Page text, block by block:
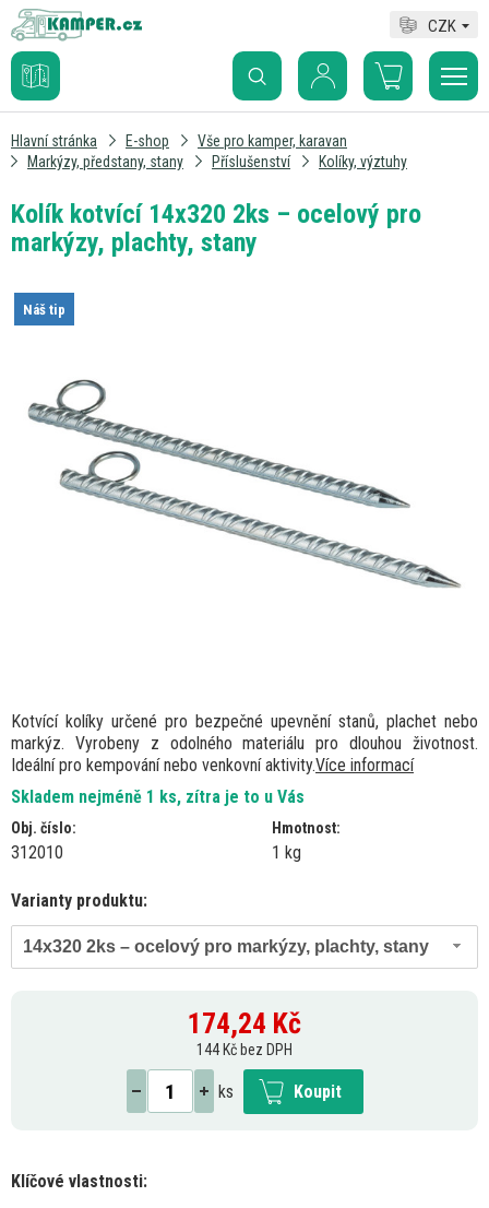
CZK
Hlavní stránka E-shop
Vše pro kamper, karavan
Markýzy, předstany, stany
Příslušenství Kolíky, výztuhy
Kolík kotvící 14x320 2ks – ocelový pro
markýzy, plachty, stany
Náš tip
Kotvící kolíky určené pro bezpečné upevnění stanů, plachet nebo
markýz. Vyrobeny z odolného materiálu pro dlouhou životnost.
Ideální pro kempování nebo venkovní aktivity.Více informací
Skladem nejméně 1 ks, zítra je to u Vás
Obj. číslo:
312010
Hmotnost:
1 kg
Varianty produktu:
14x320 2ks – ocelový pro markýzy, plachty, stany
174,24 Kč
144 Kč bez DPH
ks Koupit
Klíčové vlastnosti: